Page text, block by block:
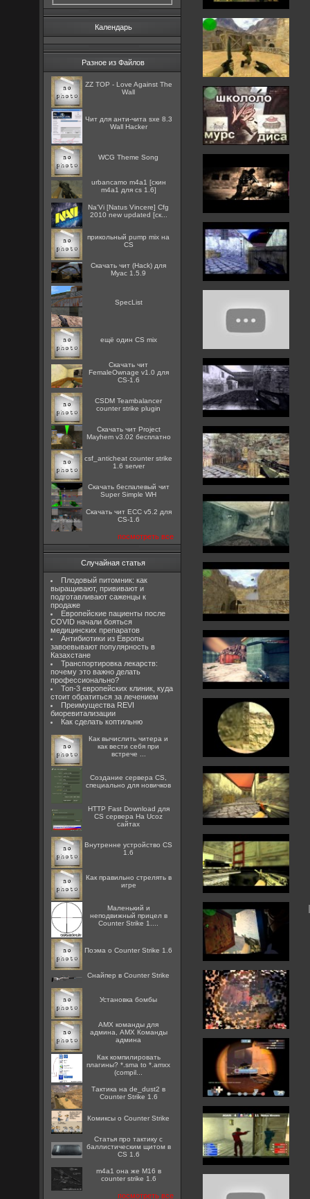
Календарь
Разное из Файлов
ZZ TOP - Love Against The
Wall
Чит для анти-чита sxe 8.3
Wall Hacker
WCG Theme Song
urbancamo m4a1 [скин
m4a1 для cs 1.6]
Na'Vi [Natus Vincere] Cfg
2010 new updated [ск...
прикольный pump mix на
CS
Скачать чит (Hack) для
Myac 1.5.9
SpecList
ещё один CS mix
Скачать чит
FemaleOwnage v1.0 для
CS-1.6
CSDM Teambalancer
counter strike plugin
Скачать чит Project
Mayhem v3.02 бесплатно
csf_anticheat counter strike
1.6 server
Скачать беспалевый чит
Super Simple WH
Скачать чит ECC v5.2 для
CS-1.6
посмотреть все
Случайная статья
Плодовый питомник: как
выращивают, прививают и
подготавливают саженцы к
продаже
Европейские пациенты после
COVID начали бояться
медицинских препаратов
Антибиотики из Европы
завоевывают популярность в
Казахстане
Транспортировка лекарств:
почему это важно делать
профессионально?
Топ-3 европейских клиник, куда
стоит обратиться за лечением
Преимущества REVI
биоревитализации
Как сделать коптильню
Как вычислить читера и
как вести себя при
встрече ...
Создание сервера CS,
специально для новичков
HTTP Fast Download для
CS сервера На Ucoz
сайтах
Внутренне устройство CS
1.6
Как правильно стрелять в
игре
Маленький и
неподвижный прицел в
Counter Strike 1....
Поэма о Counter Strike 1.6
Снайпер в Counter Strike
Установка бомбы
AMX команды для
админа, AMX Команды
админа
Как компилировать
плагины? *.sma to *.amxx
(compil...
Тактика на de_dust2 в
Counter Strike 1.6
Комиксы о Counter Strike
Статья про тактику с
баллистическим щитом в
CS 1.6
m4a1 она же M16 в
counter strike 1.6
посмотреть все